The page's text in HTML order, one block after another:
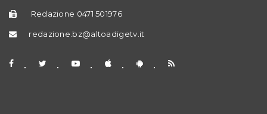
Redazione 0471 501976
redazione.bz@altoadigetv.it